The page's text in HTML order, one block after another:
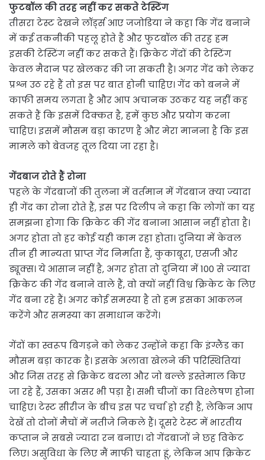
फुटबॉल की तरह नहीं कर सकते टेस्टिंग
तीसरा टेस्ट देखने लॉर्ड्स आए जजोडिया ने कहा कि गेंद बनाने
में कई तकनीकी पहलू होते हैं और फुटबॉल की तरह हम
इसकी टेस्टिंग नहीं कर सकते हैं। क्रिकेट गेंदों की टेस्टिंग
केवल मैदान पर खेलकर की जा सकती है। अगर गेंद को लेकर
प्रश्न उठ रहे हैं तो इस पर बात होनी चाहिए। गेंद को बनने में
काफी समय लगता है और आप अचानक उठकर यह नहीं कह
सकते हैं कि इसमें दिक्कत है, हमें कुछ और प्रयोग करना
चाहिए। इसमें मौसम बड़ा कारण है और मेरा मानना है कि इस
मामले को बेवजह तूल दिया जा रहा है।
गेंदबाज रोते हैं रोना
पहले के गेंदबाजों की तुलना में वर्तमान में गेंदबाज क्या ज्यादा
ही गेंद का रोना रोते हैं, इस पर दिलीप ने कहा कि लोगों का यह
समझना होगा कि क्रिकेट की गेंद बनाना आसान नहीं होता है।
अगर होता तो हर कोई यही काम रहा होता। दुनिया में केवल
तीन ही मान्यता प्राप्त गेंद निर्माता हैं, कुकाबूरा, एसजी और
ड्यूक्स। ये आसान नहीं है, अगर होता तो दुनिया में 100 से ज्यादा
क्रिकेट की गेंद बनाने वाले हैं, वो क्यों नहीं विश्व क्रिकेट के लिए
गेंद बना रहे हैं। अगर कोई समस्या है तो हम इसका आकलन
करेंगे और समस्या का समाधान करेंगे।
गेंदों का स्वरूप बिगड़ने को लेकर उन्होंने कहा कि इंग्लैंड का
मौसम बड़ा कारक है। इसके अलावा खेलने की परिस्थितियां
और जिस तरह से क्रिकेट बदला और जो बल्ले इस्तेमाल किए
जा रहे हैं, उसका असर भी पड़ा है। सभी चीजों का विश्लेषण होना
चाहिए। टेस्ट सीरीज के बीच इस पर चर्चा हो रही है, लेकिन आप
देखें तो दोनों मैचों में नतीजे निकले हैं। दूसरे टेस्ट में भारतीय
कप्तान ने सबसे ज्यादा रन बनाए। दो गेंदबाजों ने छह विकेट
लिए। असुविधा के लिए मैं माफी चाहता हूं, लेकिन आप क्रिकेट